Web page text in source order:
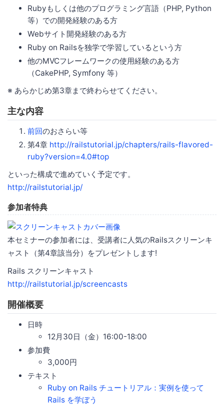
Rubyもしくは他のプログラミング言語（PHP, Python
等）での開発経験のある方
Webサイト開発経験のある方
Ruby on Railsを独学で学習しているという方
他のMVCフレームワークの使用経験のある方
（CakePHP, Symfony 等）
※ あらかじめ第3章まで終わらせてください。
主な内容
前回のおさらい等
第4章 http://railstutorial.jp/chapters/rails-flavored-
ruby?version=4.0#top
といった構成で進めていく予定です。
http://railstutorial.jp/
参加者特典
本セミナーの参加者には、受講者に人気のRailsスクリーンキ
ャスト（第4章該当分）をプレゼントします!
Rails スクリーンキャスト
http://railstutorial.jp/screencasts
開催概要
日時
12月30日（金）16:00-18:00
参加費
3,000円
テキスト
Ruby on Rails チュートリアル：実例を使って
Rails を学ぼう